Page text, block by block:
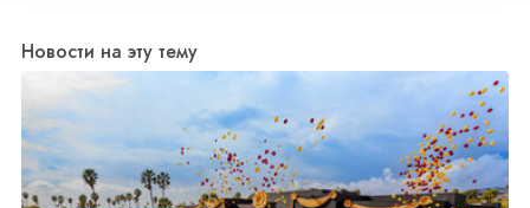
Новости на эту тему